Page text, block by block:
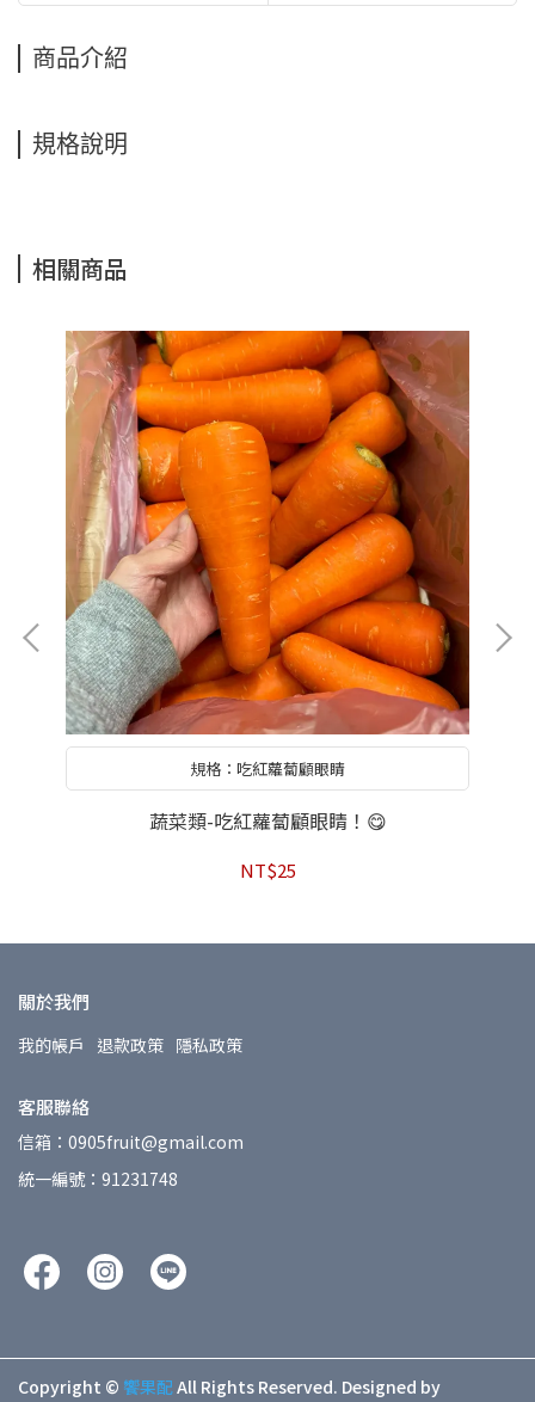
商品介紹
規格說明
相關商品
規格：吃紅蘿蔔顧眼睛
蔬菜類-吃紅蘿蔔顧眼睛！😋
NT$25
關於我們
我的帳戶 退款政策 隱私政策
客服聯絡
信箱：0905fruit@gmail.com
統一編號：91231748
Copyright © 饗果配All Rights Reserved. Designed by